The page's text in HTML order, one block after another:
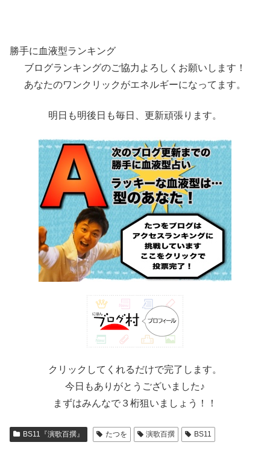
勝手に血液型ランキング
ブログランキングのご協力よろしくお願いします！
あなたのワンクリックがエネルギーになってます。
明日も明後日も毎日、更新頑張ります。
クリックしてくれるだけで完了します。
今日もありがとうございました♪
まずはみんなで３桁狙いましょう！！
BS11『演歌百撰』 たつを 演歌百撰 BS11